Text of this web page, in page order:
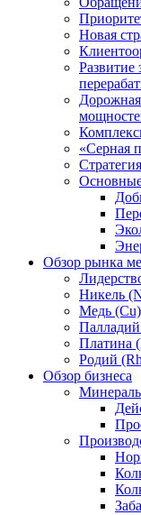
Новая
«Серная
Обзор рынка
Никель
Медь (Cu)
Платина
Родий
Обзор бизнеса